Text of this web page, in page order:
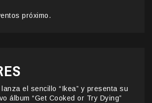
próximo.
el sencillo “Ikea” y presenta su
álbum “Get Cooked or Try Dying”